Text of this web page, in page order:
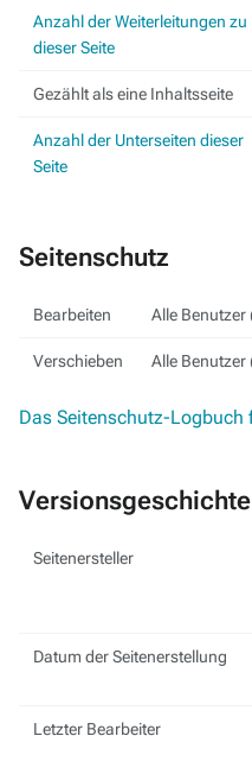
Anzahl der Weiterleitungen zu
dieser Seite
Gezählt als eine Inhaltsseite
Anzahl der Unterseiten dieser
Seite
Seitenschutz
Bearbeiten Alle
Verschieben Alle
Das Seitenschutz-Logbuch
Versionsgeschichte
Seitenersteller
Datum der Seitenerstellung
Letzter Bearbeiter